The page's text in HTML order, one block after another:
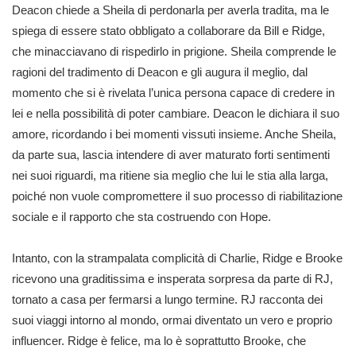
Deacon chiede a Sheila di perdonarla per averla tradita, ma le
spiega di essere stato obbligato a collaborare da Bill e Ridge,
che minacciavano di rispedirlo in prigione. Sheila comprende le
ragioni del tradimento di Deacon e gli augura il meglio, dal
momento che si è rivelata l’unica persona capace di credere in
lei e nella possibilità di poter cambiare. Deacon le dichiara il suo
amore, ricordando i bei momenti vissuti insieme. Anche Sheila,
da parte sua, lascia intendere di aver maturato forti sentimenti
nei suoi riguardi, ma ritiene sia meglio che lui le stia alla larga,
poiché non vuole compromettere il suo processo di riabilitazione
sociale e il rapporto che sta costruendo con Hope.
Intanto, con la strampalata complicità di Charlie, Ridge e Brooke
ricevono una graditissima e insperata sorpresa da parte di RJ,
tornato a casa per fermarsi a lungo termine. RJ racconta dei
suoi viaggi intorno al mondo, ormai diventato un vero e proprio
influencer. Ridge è felice, ma lo è soprattutto Brooke, che